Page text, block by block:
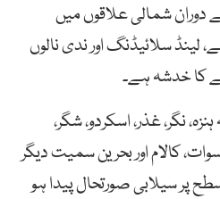
سے 15 جون کے دوران شمالی علاقوں میں
لینڈ سلائیڈنگ اور ندی نالوں
کا خدشہ ہے۔
نگر، غذر، اسکردو، شگر،
سوات، کالام اور بحرین سمیت دیگر
پر سیلابی صورتحال پیدا ہو